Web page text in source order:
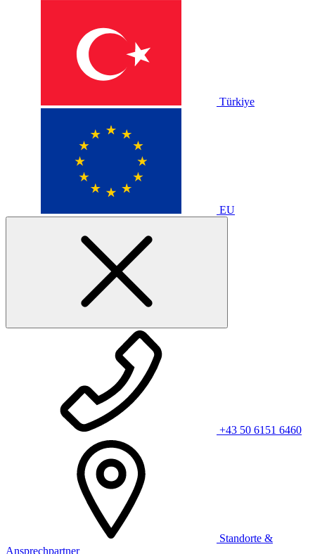
Türkiye
EU
+43 50 6151 6460
Standorte &
Ansprechpartner